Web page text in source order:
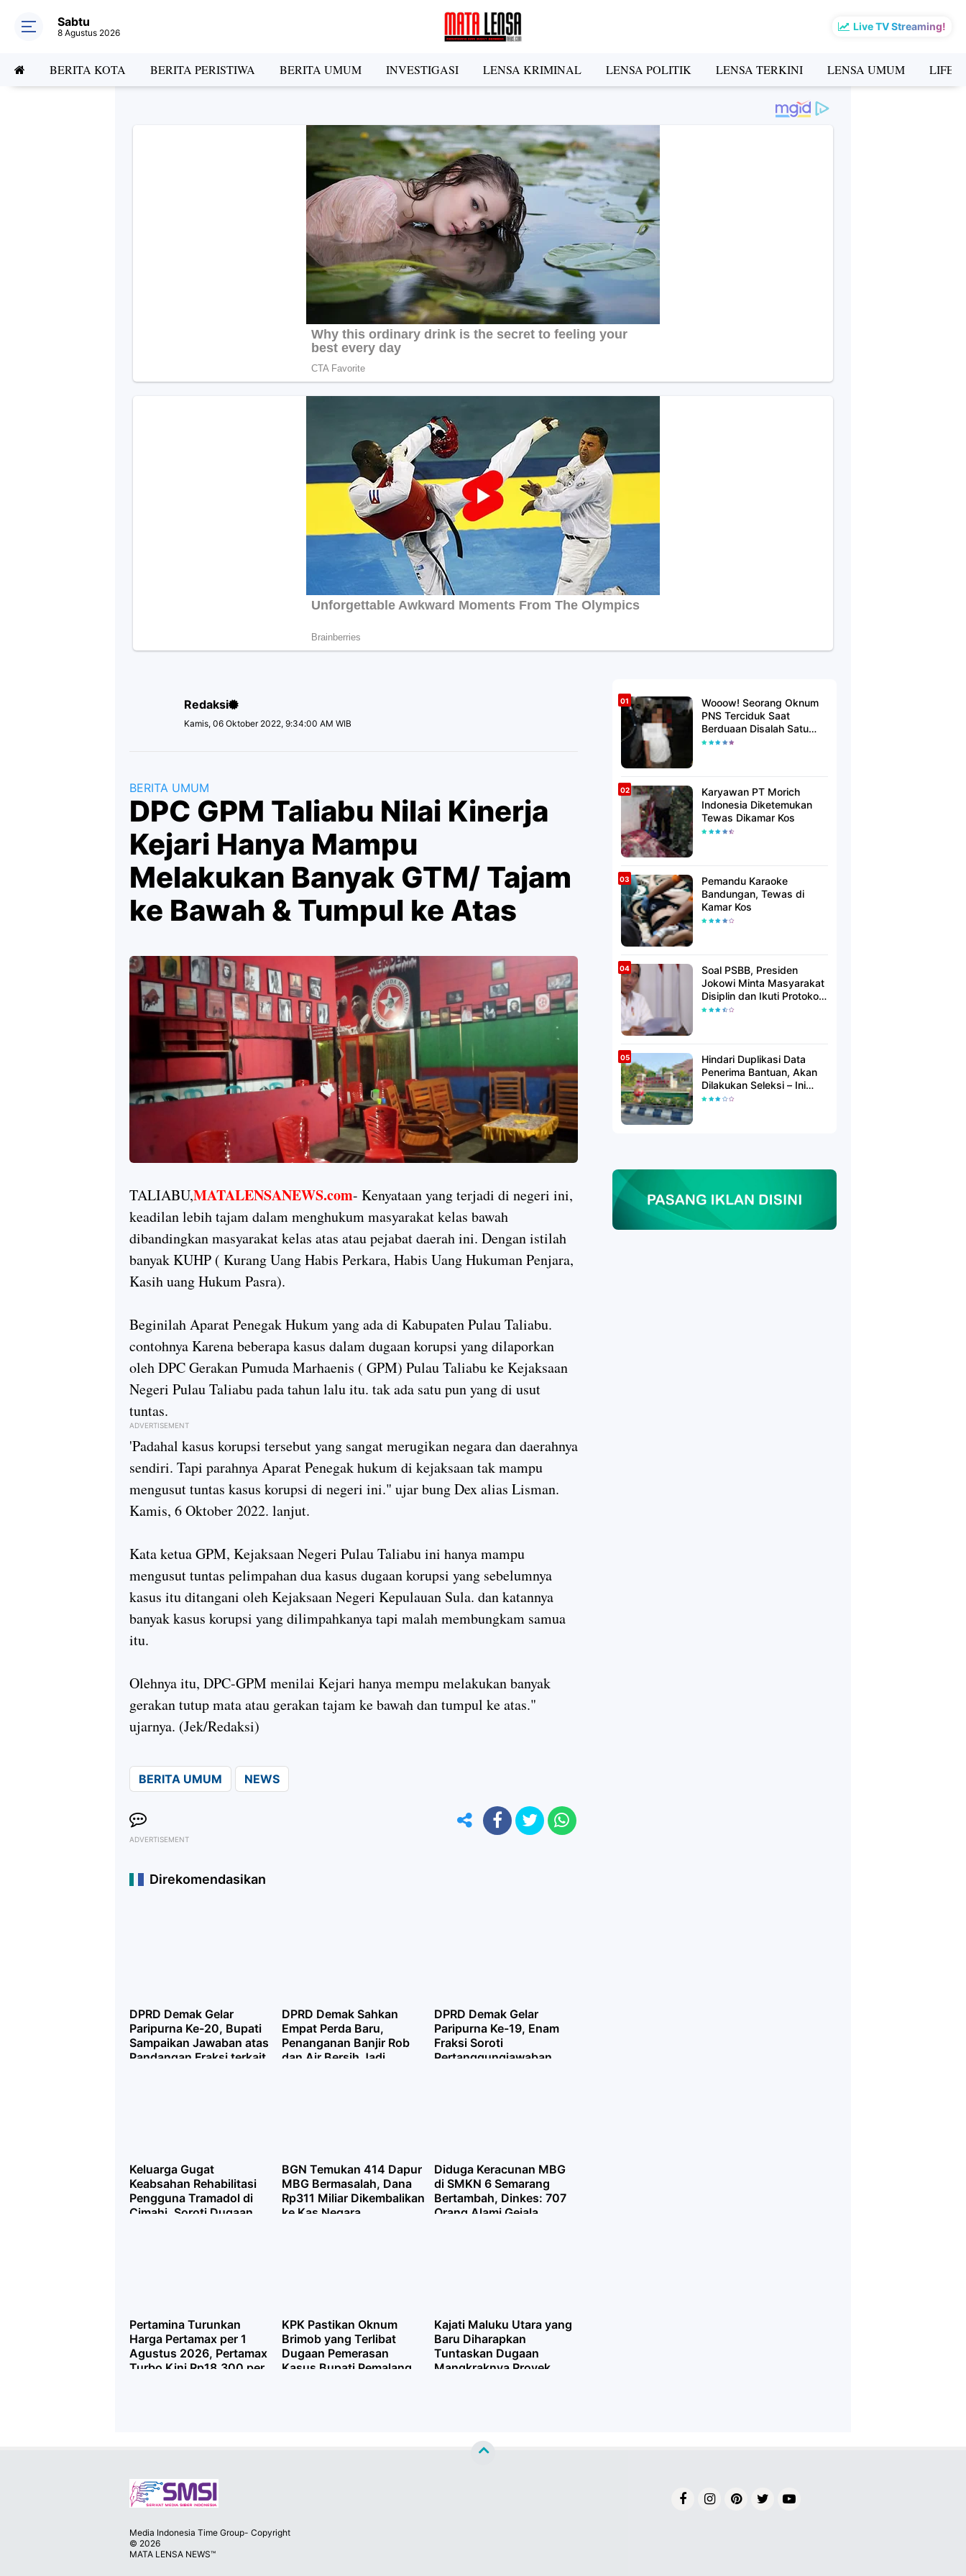
Live TV Streaming!
Sabtu
8 Agustus 2026
BERITA KOTA BERITA PERISTIWA BERITA UMUM INVESTIGASI LENSA KRIMINAL LENSA POLITIK LENSA TERKINI LENSA UMUM
Redaksi
Kamis, 06 Oktober 2022, 9:34:00 AM WIB
BERITA UMUM
DPC GPM Taliabu Nilai Kinerja
Kejari Hanya Mampu
Melakukan Banyak GTM/ Tajam
ke Bawah & Tumpul ke Atas
TALIABU,MATALENSANEWS.com- Kenyataan yang terjadi di negeri ini,
keadilan lebih tajam dalam menghukum masyarakat kelas bawah
dibandingkan masyarakat kelas atas atau pejabat daerah ini. Dengan istilah
banyak KUHP ( Kurang Uang Habis Perkara, Habis Uang Hukuman Penjara,
Kasih uang Hukum Pasra).
Beginilah Aparat Penegak Hukum yang ada di Kabupaten Pulau Taliabu.
contohnya Karena beberapa kasus dalam dugaan korupsi yang dilaporkan
oleh DPC Gerakan Pumuda Marhaenis ( GPM) Pulau Taliabu ke Kejaksaan
Negeri Pulau Taliabu pada tahun lalu itu. tak ada satu pun yang di usut
tuntas.
ADVERTISEMENT
'Padahal kasus korupsi tersebut yang sangat merugikan negara dan daerahnya
sendiri. Tapi parahnya Aparat Penegak hukum di kejaksaan tak mampu
mengusut tuntas kasus korupsi di negeri ini." ujar bung Dex alias Lisman.
Kamis, 6 Oktober 2022. lanjut.
Kata ketua GPM, Kejaksaan Negeri Pulau Taliabu ini hanya mampu
mengusut tuntas pelimpahan dua kasus dugaan korupsi yang sebelumnya
kasus itu ditangani oleh Kejaksaan Negeri Kepulauan Sula. dan katannya
banyak kasus korupsi yang dilimpahkanya tapi malah membungkam samua
itu.
Olehnya itu, DPC-GPM menilai Kejari hanya mempu melakukan banyak
gerakan tutup mata atau gerakan tajam ke bawah dan tumpul ke atas."
ujarnya. (Jek/Redaksi)
BERITA UMUM NEWS
ADVERTISEMENT
Direkomendasikan
DPRD Demak Gelar
Paripurna Ke-20, Bupati
Sampaikan Jawaban atas
Pandangan Fraksi terkait
DPRD Demak Sahkan
Empat Perda Baru,
Penanganan Banjir Rob
dan Air Bersih Jadi
DPRD Demak Gelar
Paripurna Ke-19, Enam
Fraksi Soroti
Pertanggungjawaban
Keluarga Gugat
Keabsahan Rehabilitasi
Pengguna Tramadol di
Cimahi, Soroti Dugaan
BGN Temukan 414 Dapur
MBG Bermasalah, Dana
Rp311 Miliar Dikembalikan
ke Kas Negara
Diduga Keracunan MBG
di SMKN 6 Semarang
Bertambah, Dinkes: 707
Orang Alami Gejala,
Pertamina Turunkan
Harga Pertamax per 1
Agustus 2026, Pertamax
Turbo Kini Rp18.300 per
KPK Pastikan Oknum
Brimob yang Terlibat
Dugaan Pemerasan
Kasus Bupati Pemalang
Kajati Maluku Utara yang
Baru Diharapkan
Tuntaskan Dugaan
Mangkraknya Proyek
Wooow! Seorang Oknum
PNS Terciduk Saat
Berduaan Disalah Satu
Kamar Hotel Salatiga
Karyawan PT Morich
Indonesia Diketemukan
Tewas Dikamar Kos
Pemandu Karaoke
Bandungan, Tewas di
Kamar Kos
Soal PSBB, Presiden
Jokowi Minta Masyarakat
Disiplin dan Ikuti Protokol
Kesehatan
Hindari Duplikasi Data
Penerima Bantuan, Akan
Dilakukan Seleksi – Ini
Penjelasanya
Media Indonesia Time Group- Copyright
© 2026
MATA LENSA NEWS™